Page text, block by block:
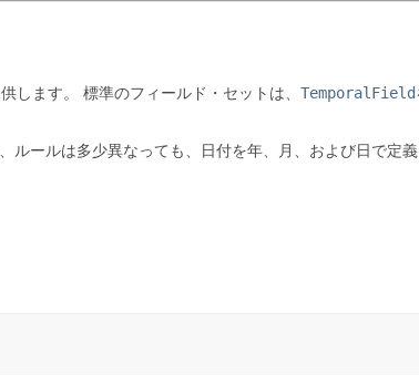
します。 標準のフィールド・セットは、 TemporalField
ルールは多少異なっても、日付を年、月、および日で定義